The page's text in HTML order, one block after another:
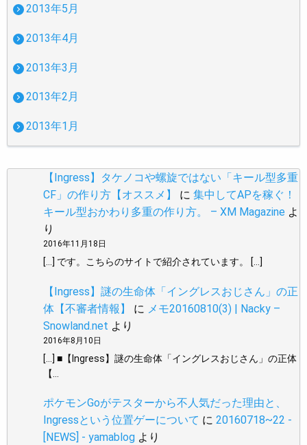
2013年5月
2013年4月
2013年3月
2013年2月
2013年1月
【Ingress】タケノコや螺旋ではない「キール型多重
CF」の作り方【オススメ】
に 集中してAPを稼ぐ！
キール型おかわり多重の作り方。 – XM Magazine よ
り
2016年11月18日
[…] です。こちらのサイトで紹介されています。 […]
【Ingress】謎の生命体「イングレスおじさん」の正
体【不審者情報】
に メモ20160810(3) | Nacky –
Snowland.net より
2016年8月10日
[…] ■【Ingress】謎の生命体「イングレスおじさん」の正体
【…
ポケモンGoがテスターから不人気だった理由と、
Ingressという位置ゲーについて に 20160718~22 -
[NEWS] - yamablog より